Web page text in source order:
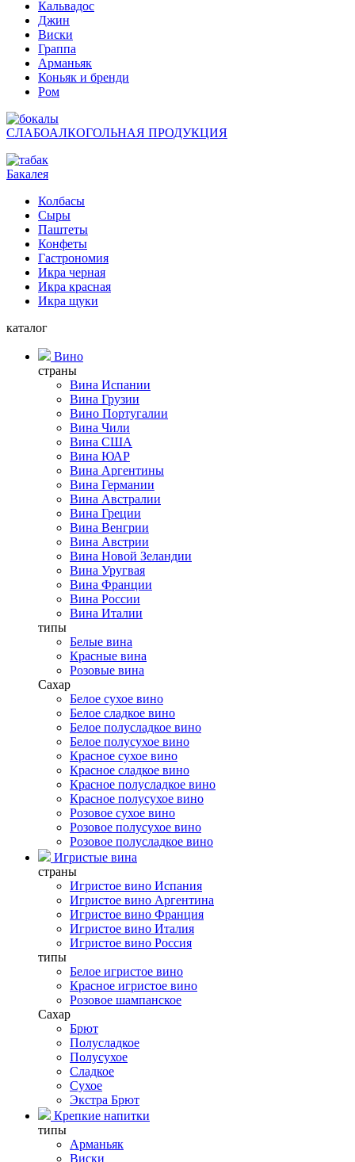
Кальвадос
Джин
Виски
Граппа
Арманьяк
Коньяк и бренди
Ром
СЛАБОАЛКОГОЛЬНАЯ ПРОДУКЦИЯ
Бакалея
Колбасы
Сыры
Паштеты
Конфеты
Гастрономия
Икра черная
Икра красная
Икра щуки
каталог
Вино
страны
Вина Испании
Вина Грузии
Вино Португалии
Вина Чили
Вина США
Вина ЮАР
Вина Аргентины
Вина Германии
Вина Австралии
Вина Греции
Вина Венгрии
Вина Австрии
Вина Новой Зеландии
Вина Уругвая
Вина Франции
Вина России
Вина Италии
типы
Белые вина
Красные вина
Розовые вина
Сахар
Белое сухое вино
Белое сладкое вино
Белое полусладкое вино
Белое полусухое вино
Красное сухое вино
Красное сладкое вино
Красное полусладкое вино
Красное полусухое вино
Розовое сухое вино
Розовое полусухое вино
Розовое полусладкое вино
Игристые вина
страны
Игристое вино Испания
Игристое вино Аргентина
Игристое вино Франция
Игристое вино Италия
Игристое вино Россия
типы
Белое игристое вино
Красное игристое вино
Розовое шампанское
Сахар
Брют
Полусладкое
Полусухое
Сладкое
Сухое
Экстра Брют
Крепкие напитки
типы
Арманьяк
Виски